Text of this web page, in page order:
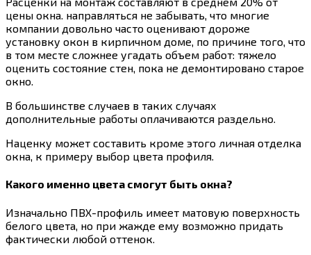
цены окна. направляться не забывать, что многие
компании довольно часто оценивают дороже
установку окон в кирпичном доме, по причине того, что
в том месте сложнее угадать объем работ: тяжело
оценить состояние стен, пока не демонтировано старое
окно.
В большинстве случаев в таких случаях
дополнительные работы оплачиваются раздельно.
Наценку может составить кроме этого личная отделка
окна, к примеру выбор цвета профиля.
Какого именно цвета смогут быть окна?
Изначально ПВХ-профиль имеет матовую поверхность
белого цвета, но при жажде ему возможно придать
фактически любой оттенок.